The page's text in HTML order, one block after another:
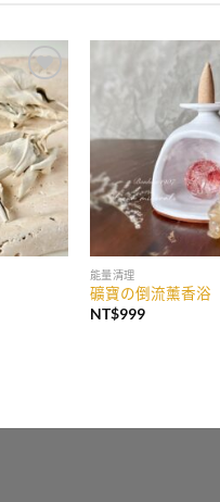
加入
收藏
能量清理
礦寶の倒流薰香浴
NT$999